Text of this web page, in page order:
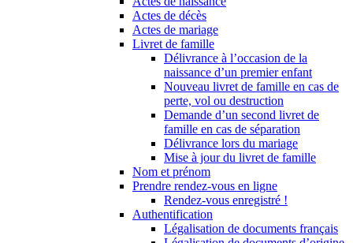
Actes de décès
Actes de mariage
Livret de famille
Délivrance à l’occasion de la
naissance d’un premier enfant
Nouveau livret de famille en cas de
perte, vol ou destruction
Demande d’un second livret de
famille en cas de séparation
Délivrance lors du mariage
Mise à jour du livret de famille
Nom et prénom
Prendre rendez-vous en ligne
Rendez-vous enregistré !
Authentification
Légalisation de documents français